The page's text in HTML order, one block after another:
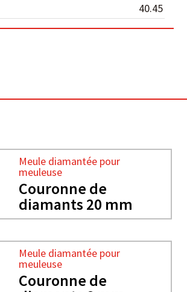
40.45
Meule diamantée pour
meuleuse
Couronne de
diamants 20 mm
Meule diamantée pour
meuleuse
Couronne de